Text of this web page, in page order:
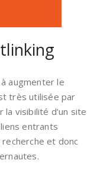
augmenter le
très utilisée par
visibilité d’un site
entrants
et donc